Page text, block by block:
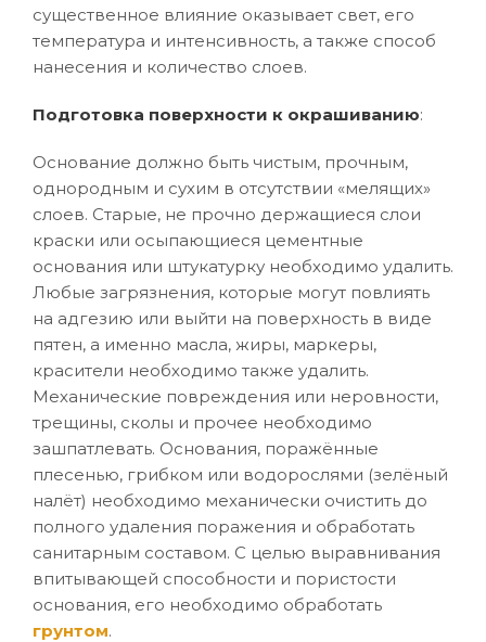
существенное влияние оказывает свет, его
температура и интенсивность, а также способ
нанесения и количество слоев.
Подготовка поверхности к окрашиванию:
Основание должно быть чистым, прочным,
однородным и сухим в отсутствии «мелящих»
слоев. Старые, не прочно держащиеся слои
краски или осыпающиеся цементные
основания или штукатурку необходимо удалить.
Любые загрязнения, которые могут повлиять
на адгезию или выйти на поверхность в виде
пятен, а именно масла, жиры, маркеры,
красители необходимо также удалить.
Механические повреждения или неровности,
трещины, сколы и прочее необходимо
зашпатлевать. Основания, поражённые
плесенью, грибком или водорослями (зелёный
налёт) необходимо механически очистить до
полного удаления поражения и обработать
санитарным составом. С целью выравнивания
впитывающей способности и пористости
основания, его необходимо обработать
грунтом.